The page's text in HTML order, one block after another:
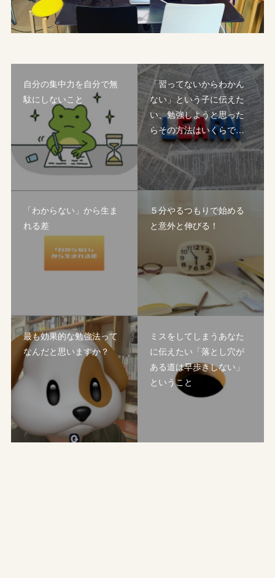
自分の集中力を自分で無
駄にしないこと
「習ってないからわかん
ない」という子に伝えた
い、勉強しようと思った
らその方法はいくらで…
「わからない」から生ま
れる差
５分やるつもりで始める
と意外と伸びる！
最も効果的な勉強法って
なんだと思いますか？
ミスをしてしまうあなた
に伝えたい「落とし穴が
ある道は早歩きしない」
ということ